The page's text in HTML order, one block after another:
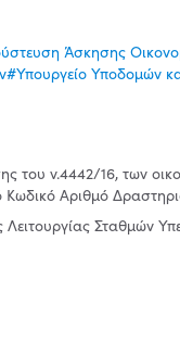
Άσκησης
#Υπουργείο Υποδομών
του ν.4442/16, των
Κωδικό Αριθμό
Λειτουργίας Σταθμών